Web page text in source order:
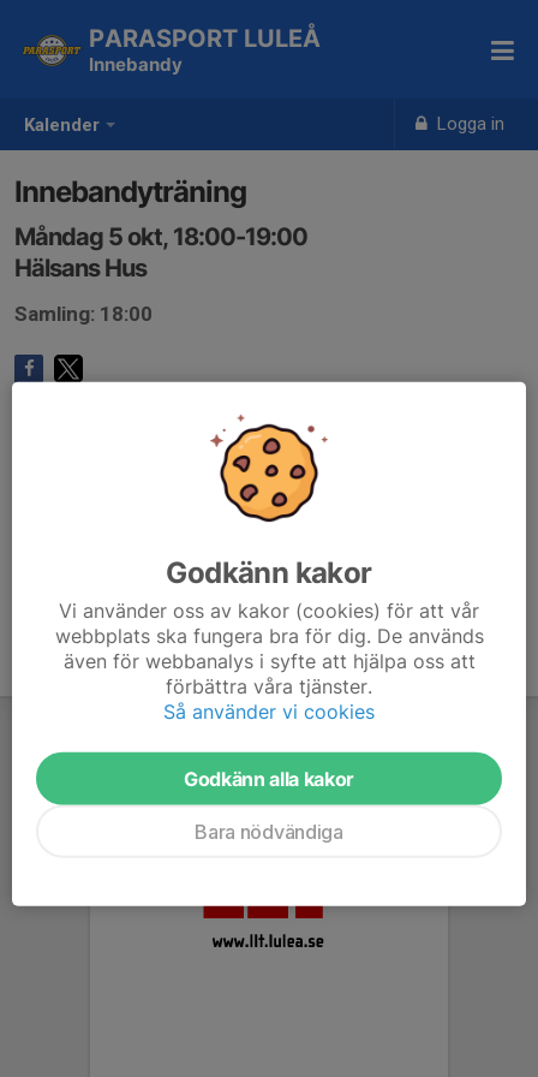
Kalender Logga in
PARASPORT LULEÅ
Innebandy
Innebandyträning
Måndag 5 okt, 18:00-19:00
Hälsans Hus
Samling: 18:00
Anmälan är öppen för gruppens medlemmar.
Godkänn kakor
Vi använder oss av kakor (cookies) för att vår
webbplats ska fungera bra för dig. De används
även för webbanalys i syfte att hjälpa oss att
förbättra våra tjänster.
Så använder vi cookies
Godkänn alla kakor
Bara nödvändiga